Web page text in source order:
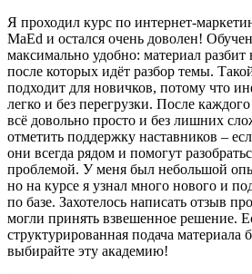
Я проходил курс по интернет-
MaEd и остался очень доволен!
максимально удобно: материал
после которых идёт разбор темы.
подходит для новичков, потому что
легко и без перегрузки. После
всё довольно просто и без лишних
отметить поддержку наставников –
они всегда рядом и помогут
проблемой. У меня был небольшой
но на курсе я узнал много нового и
по базе. Захотелось написать отзыв
могли принять взвешенное решение.
структурированная подача материала
выбирайте эту академию!